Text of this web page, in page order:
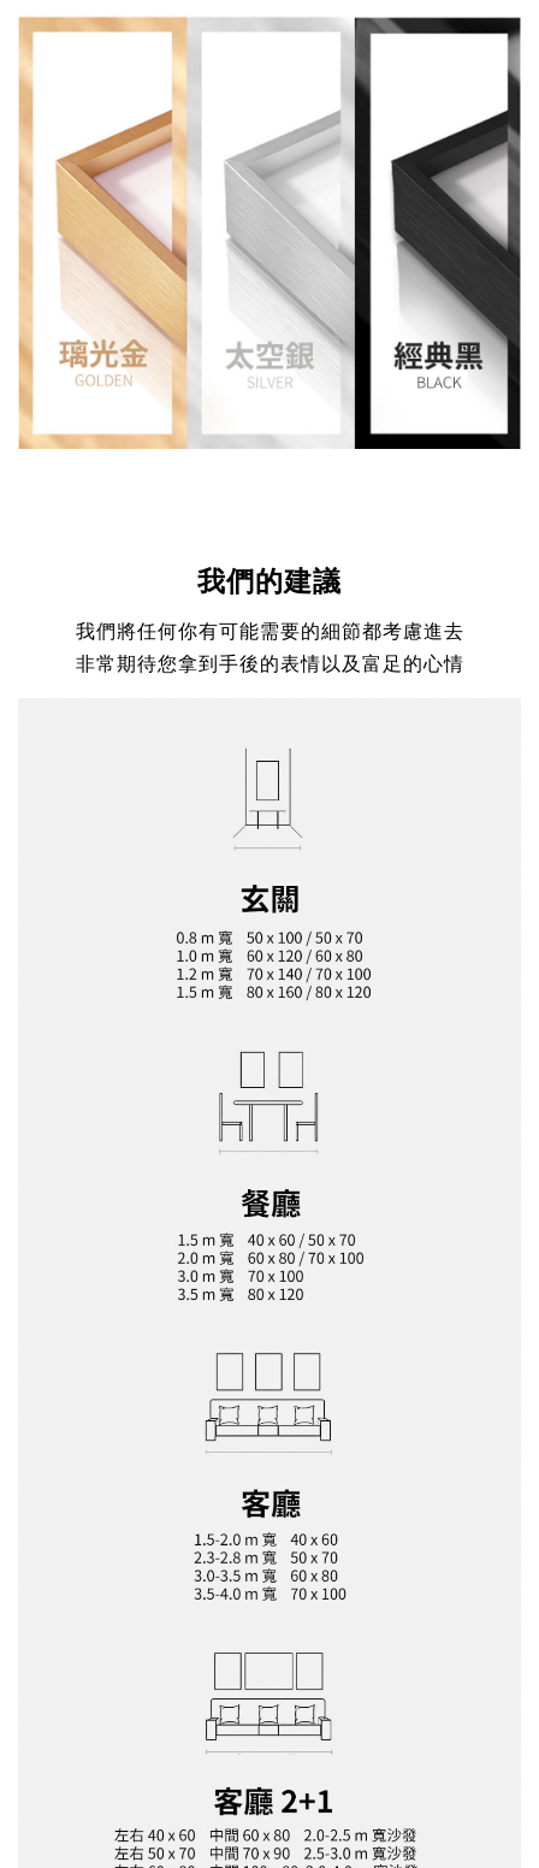
我們的建議
我們將任何你有可能需要的細節都考慮進去
非常期待您拿到手後的表情以及富足的心情